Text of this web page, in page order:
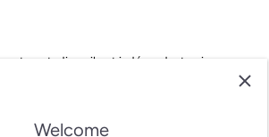
est un studio agile et indépendant qui
masculin intemporel et éco-conscient à Paris.
Welcome